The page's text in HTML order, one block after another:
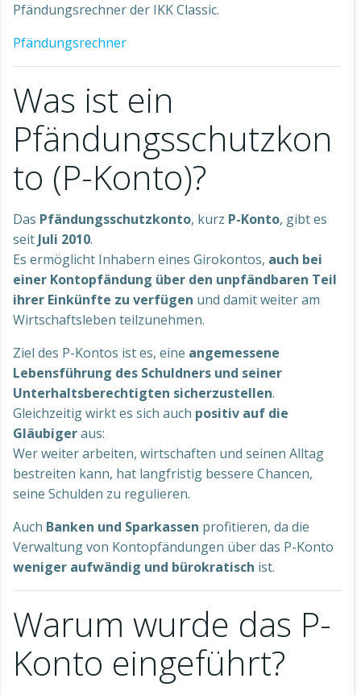
Pfändungsrechner der IKK Classic.
Pfändungsrechner
Was ist ein
Pfändungsschutzkon
to (P-Konto)?
Das Pfändungsschutzkonto, kurz P-Konto, gibt es
seit Juli 2010.
Es ermöglicht Inhabern eines Girokontos, auch bei
einer Kontopfändung über den unpfändbaren Teil
ihrer Einkünfte zu verfügen und damit weiter am
Wirtschaftsleben teilzunehmen.
Ziel des P-Kontos ist es, eine angemessene
Lebensführung des Schuldners und seiner
Unterhaltsberechtigten sicherzustellen.
Gleichzeitig wirkt es sich auch positiv auf die
Gläubigeraus:
Wer weiter arbeiten, wirtschaften und seinen Alltag
bestreiten kann, hat langfristig bessere Chancen,
seine Schulden zu regulieren.
Auch Banken und Sparkassen profitieren, da die
Verwaltung von Kontopfändungen über das P-Konto
weniger aufwändig und bürokratisch ist.
Warum wurde das P-
Konto eingeführt?